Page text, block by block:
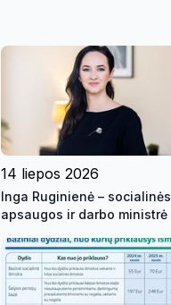
14 liepos 2026
Inga Ruginienė – socialinės
apsaugos ir darbo ministrė